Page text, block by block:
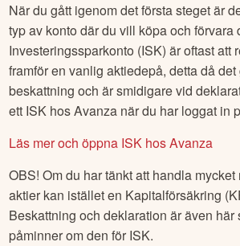
När du gått igenom det första steget är
typ av konto där du vill köpa och förvara
Investeringssparkonto (ISK) är oftast att
framför en vanlig aktiedepå, detta då
beskattning och är smidigare vid
ett ISK hos Avanza när du har loggat in
Läs mer och öppna ISK hos Avanza
OBS! Om du har tänkt att handla
aktier kan istället en Kapitalförsäkring
Beskattning och deklaration är även här
påminner om den för ISK.